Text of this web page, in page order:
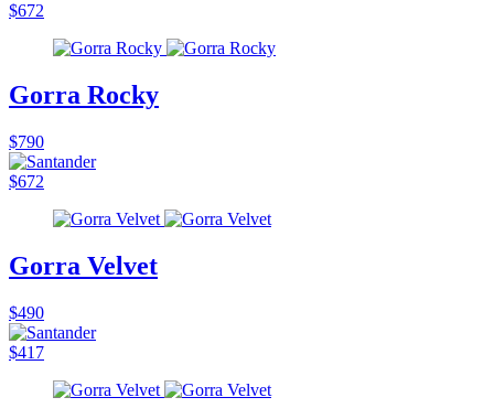
$672
Gorra Rocky
$790
$672
Gorra Velvet
$490
$417